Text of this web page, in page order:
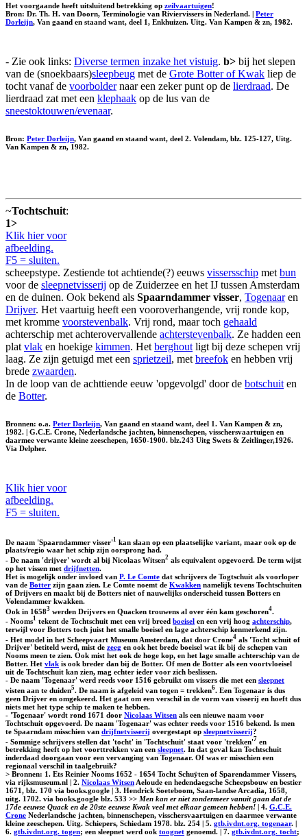
Het voorgaande heeft uitsluitend betrekking op zeilvaartuigen!
Bron: Dr. Th. H. van Doorn, Terminologie van Riviervissers in Nederland. | Peter
Dorleijn, Van gaand en staand want, deel 1, Enkhuizen. Uitg. Van Kampen & zn, 1982.
- Zie ook links: Diverse termen inzake het vistuig. b> bij het slepen
van de (snoekbaars)sleepbeug met de Grote Botter of Kwak liep de
tocht vanaf de voorboldernaar een zeker punt op de lierdraad. De
lierdraad zat met een klephaak op de lus van de
sneestoktouwen/evenaar.
Bron: Peter Dorleijn, Van gaand en staand want, deel 2. Volendam, blz. 125-127, Uitg.
Van Kampen & zn, 1982.
~Tochtschuit:
1>
Klik hier voor
afbeelding.
F5 = sluiten.
scheepstype. Zestiende tot achtiende(?) eeuws vissersschip met bun
voor de sleepnetvisserij op de Zuiderzee en het IJ tussen Amsterdam
en de duinen. Ook bekend als Spaarndammer visser, Togenaaren
Drijver. Het vaartuig heeft een vooroverhangende, vrij ronde kop,
met kromme voorstevenbalk. Vrij rond, maar toch gehaald
achterschip met achterovervallende achterstevenbalk. Ze hadden een
plat vlak en hoekige kimmen. Het berghout ligt bij deze schepen vrij
laag. Ze zijn getuigd met een sprietzeil, met breefok en hebben vrij
brede zwaarden.
In de loop van de achttiende eeuw 'opgevolgd' door de botschuit en
de Botter.
Bronnen: o.a. Peter Dorleijn, Van gaand en staand want, deel 1. Van Kampen & zn,
1982. | G.C.E. Crone, Nederlandsche jachten, binnenschepen, visschersvaartuigen en
daarmee verwante kleine zeeschepen, 1650-1900. blz.243 Uitg Swets & Zeitlinger,1926.
Via Delpher.
Klik hier voor
afbeelding.
F5 = sluiten.
De naam 'Spaarndammer visser'1 kan slaan op een plaatselijke variant, maar ook op de
plaats/regio waar het schip zijn oorsprong had.
- De naam 'drijver' wordt al bij Nicolaas Witsen2 als equivalent opgevoerd. De term wijst
op het vissen met drijfnetten.
Het is mogelijk onder invloed van P. Le Comte dat schrijvers de Togtschuit als voorloper
van de Botter zijn gaan zien. Le Comte noemt de Kwakken namelijk tevens Tochtschuiten
of Drijvers en maakt bij de Botters niet of nauwelijks onderscheid tussen Botters en
Volendammer kwakken.
Ook in 16583 werden Drijvers en Quacken trouwens al over één kam geschoren4
- Nooms1 tekent de Tochtschuit met een vrij breed boeisel en een vrij hoog achterschip,
terwijl voor Botters toch juist het smalle boeisel en lage achterschip kenmerkend zijn.
- Het model in het Scheepvaart Museum Amsterdam, dat door Crone4 als 'Tocht schuit of
Drijver' betiteld werd, mist de zeeg en ook het brede boeisel wat ik bij de schepen van
Nooms meen te zien. Ook mist het ook de hoge kop, en het lage smalle achterschip van de
Botter. Het vlak is ook breder dan bij de Botter. Of men de Botter als een voortvloeisel
uit de Tochtschuit kan zien, mag echter ieder voor zich beslissen.
- De naam 'Togenaar' werd reeds voor 1516 gebruikt om vissers die met een sleepnet
visten aan te duiden5. De naam is afgeleid van togen = trekken6. Een Togenaar is dus
geen Drijver en omgekeerd. Het gaat om een verschil in de vorm van visserij en hoeft dus
niets met het type schip te maken te hebben.
- 'Togenaar' wordt rond 1671 door Nicolaas Witsen als een nieuwe naam voor
Tochtschuit opgevoerd. De naam 'Togenaar' was echter reeds voor 1516 bekend. Is men
te Spaarndam misschien van drijfnetvisserij overgestapt op sleepnetvisserij?
- Sommige schrijvers stellen dat 'tocht' in 'Tochtschuit' staat voor 'trekken'7 en
betrekking heeft op het voorttrekken van een sleepnet. In dat geval kan Tochtschuit
inderdaad doorgaan voor een vervanging van Togenaar. Of was er misschien een
regionaal verschil in taalgebruik?
> Bronnen: 1. Ets Reinier Nooms 1652 - 1654 Tocht Schuÿten of Sparendammer Vissers,
via rijksmuseum.nl | 2. Nicolaas WitsenAeloude en hedendaegsche Scheepsbouw en bestier
1671, blz. 170 via books.google | 3. Hendrick Soeteboom, Saan-landse Arcadia, 1658,
uitg. 1702. via books.google blz. 533 >> Men kan er niet zondermeer vanuit gaan dat de
17de eeuwse Quack en de 20ste eeuwse Kwak veel met elkaar gemeen hebben! | 4. G.C.E.
Crone Nederlandsche jachten, binnenschepen, visschersvaartuigen en daarmee verwante
kleine zeeschepen. Uitg. Schiepers, Schiedam 1978. blz. 254 | 5. gtb.ivdnt.org. togenaar. |
6. gtb.ivdnt.org. togen; een sleepnet werd ook toognet genoemd. | 7. gtb.ivdnt.org. tocht;